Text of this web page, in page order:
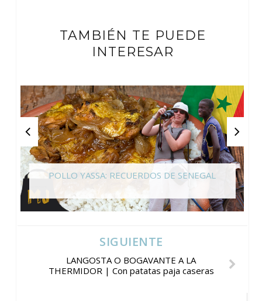
TAMBIÉN TE PUEDE
INTERESAR
POLLO YASSA: RECUERDOS DE SENEGAL
SIGUIENTE
LANGOSTA O BOGAVANTE A LA
THERMIDOR | Con patatas paja caseras